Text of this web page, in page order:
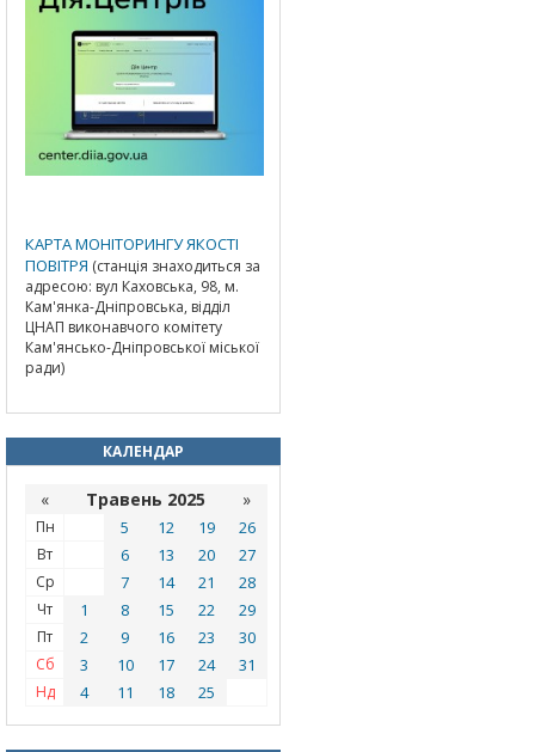
КАРТА МОНІТОРИНГУ ЯКОСТІ
ПОВІТРЯ (станція знаходиться за
адресою: вул Каховська, 98, м.
Кам'янка-Дніпровська, відділ
ЦНАП виконавчого комітету
Кам'янсько-Дніпровської міської
ради)
КАЛЕНДАР
« Травень 2025 »
Пн 5 12 19 26
Вт 6 13 20 27
Ср 7 14 21 28
Чт 1 8 15 22 29
Пт 2 9 16 23 30
Сб 3 10 17 24 31
Нд 4 11 18 25